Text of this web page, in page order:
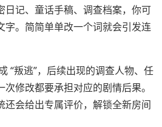
日记、童话手稿、调查档案，你可
字。简简单单改一个词就会引发连
“叛逃”，后续出现的调查人物、任
修改都要承担对应的剧情后果。
还会给出专属评价，解锁全新房间